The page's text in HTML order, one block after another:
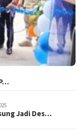
Jadi Des…